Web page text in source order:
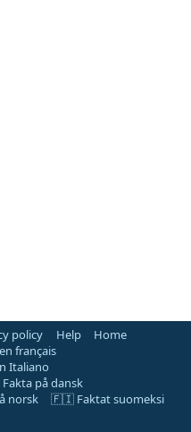
policy Help
Home
français
Italiano
på dansk
norsk
🇫🇮 Faktat suomeksi